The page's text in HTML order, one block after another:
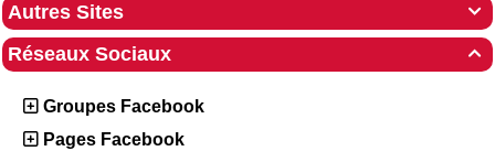

Autres Sites

Réseaux Sociaux
Groupes Facebook
Pages Facebook